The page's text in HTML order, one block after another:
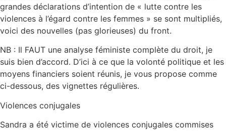
grandes déclarations d’intention de « lutte contre les
violences à l’égard contre les femmes » se sont multipliés,
voici des nouvelles (pas glorieuses) du front.
NB : Il FAUT une analyse féministe complète du droit, je
suis bien d’accord. D’ici à ce que la volonté politique et les
moyens financiers soient réunis, je vous propose comme
ci-dessous, des vignettes régulières.
Violences conjugales
Sandra a été victime de violences conjugales commises